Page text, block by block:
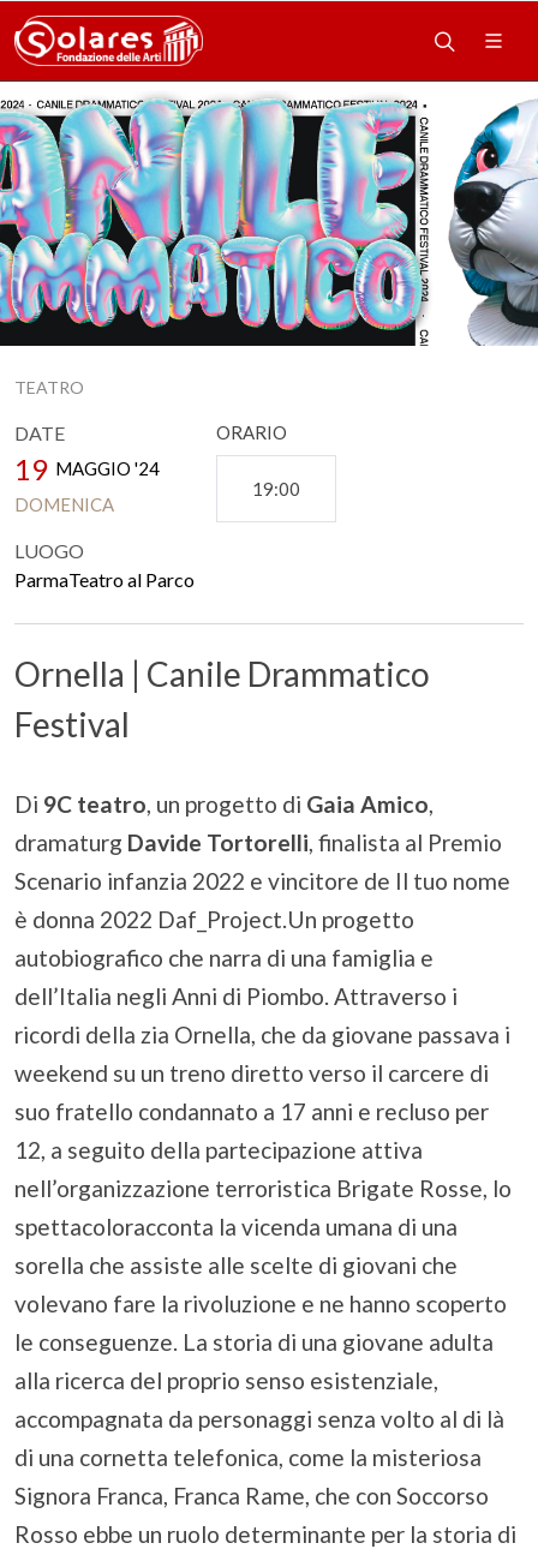
TEATRO
DATE
19 MAGGIO '24
DOMENICA
ORARIO
19:00
LUOGO
ParmaTeatro al Parco
Ornella | Canile Drammatico
Festival
Di 9C teatro, un progetto di Gaia Amico,
dramaturg Davide Tortorelli, finalista al Premio
Scenario infanzia 2022 e vincitore de Il tuo nome
è donna 2022 Daf_Project.Un progetto
autobiografico che narra di una famiglia e
dell’Italia negli Anni di Piombo. Attraverso i
ricordi della zia Ornella, che da giovane passava i
weekend su un treno diretto verso il carcere di
suo fratello condannato a 17 anni e recluso per
12, a seguito della partecipazione attiva
nell’organizzazione terroristica Brigate Rosse, lo
spettacoloracconta la vicenda umana di una
sorella che assiste alle scelte di giovani che
volevano fare la rivoluzione e ne hanno scoperto
le conseguenze. La storia di una giovane adulta
alla ricerca del proprio senso esistenziale,
accompagnata da personaggi senza volto al di là
di una cornetta telefonica, come la misteriosa
Signora Franca, Franca Rame, che con Soccorso
Rosso ebbe un ruolo determinante per la storia di